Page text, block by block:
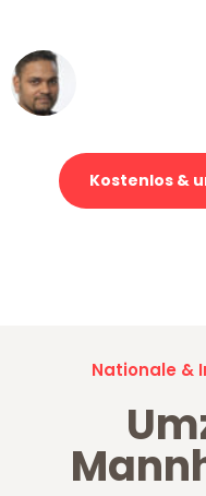
Kostenlos &
Nationale &